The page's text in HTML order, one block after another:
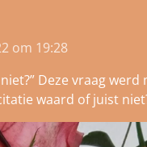
om 19:28
Deze vraag
waard of juist